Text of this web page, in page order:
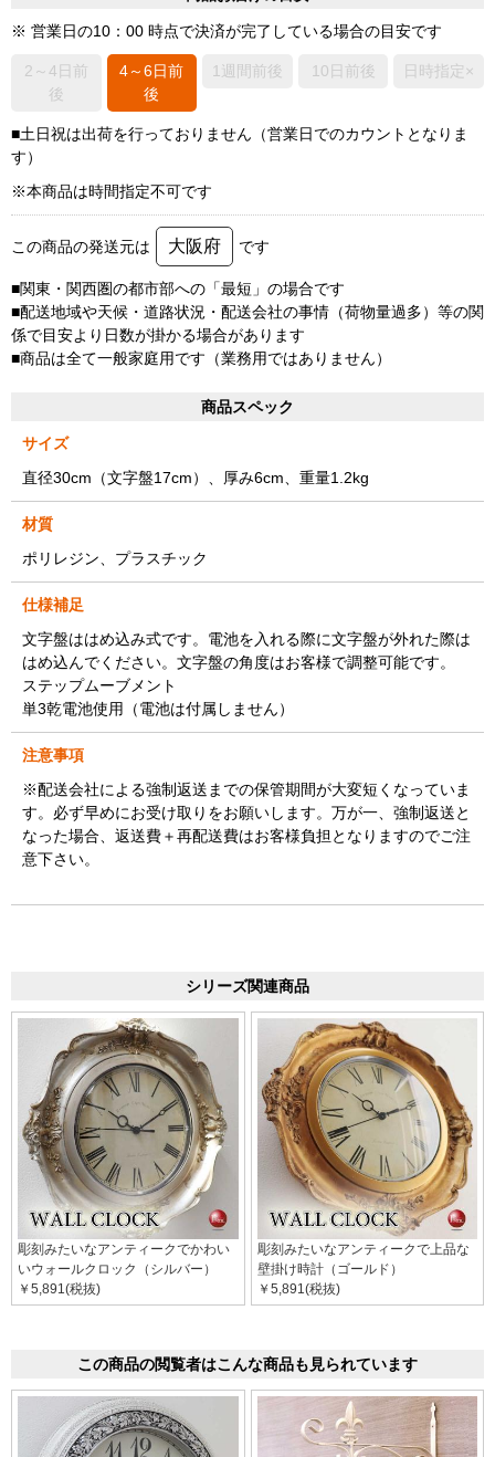
※ 営業日の10：00 時点で決済が完了している場合の目安です
2～4日前
後
4～6日前
後
1週間前後 10日前後 日時指定×
■土日祝は出荷を行っておりません（営業日でのカウントとなりま
す）
※本商品は時間指定不可です
この商品の発送元は 大阪府 です
■関東・関西圏の都市部への「最短」の場合です
■配送地域や天候・道路状況・配送会社の事情（荷物量過多）等の関
係で目安より日数が掛かる場合があります
■商品は全て一般家庭用です（業務用ではありません）
商品スペック
サイズ
直径30cm（文字盤17cm）、厚み6cm、重量1.2kg
材質
ポリレジン、プラスチック
仕様補足
文字盤ははめ込み式です。電池を入れる際に文字盤が外れた際は
はめ込んでください。文字盤の角度はお客様で調整可能です。
ステップムーブメント
単3乾電池使用（電池は付属しません）
注意事項
※配送会社による強制返送までの保管期間が大変短くなっていま
す。必ず早めにお受け取りをお願いします。万が一、強制返送と
なった場合、返送費＋再配送費はお客様負担となりますのでご注
意下さい。
シリーズ関連商品
彫刻みたいなアンティークでかわい
いウォールクロック（シルバー）
￥5,891(税抜)
彫刻みたいなアンティークで上品な
壁掛け時計（ゴールド）
￥5,891(税抜)
この商品の閲覧者はこんな商品も見られています